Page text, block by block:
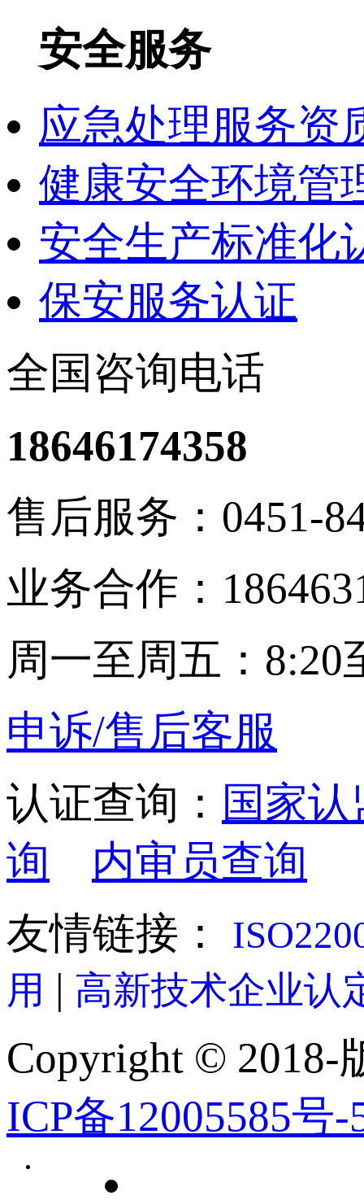
安全服务
应急处理服务资
健康安全环境管
安全生产标准化
保安服务认证
全国咨询电话
18646174358
售后服务：0451-
业务合作：
周一至周五：8:20
申诉/售后客服
认证查询： 国家
询
内审员查询
友情链接：
用 | 高新技术企业认
Copyright © 2018-
ICP备12005585号-